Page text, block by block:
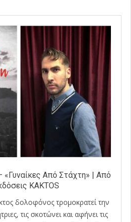
«Γυναίκες Από Στάχτη» | Από
KAKTOS
δολοφόνος τρομοκρατεί την
τις σκοτώνει και αφήνει τις